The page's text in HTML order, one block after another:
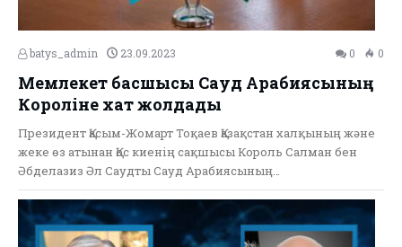
batys_admin 23.09.2023 0 0
Мемлекет басшысы Сауд Арабиясының
Короліне хат жолдады
Президент Қасым-Жомарт Тоқаев Қазақстан халқының және
жеке өз атынан Қос киенің сақшысы Король Салман бен
Әбделазиз Әл Саудты Сауд Арабиясының…